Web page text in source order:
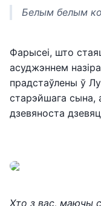
Белым белым
Фарысеі, што
асуджэннем
прадстаўлены ў
старэйшага сына,
дзевяноста
Хто з вас, маючы